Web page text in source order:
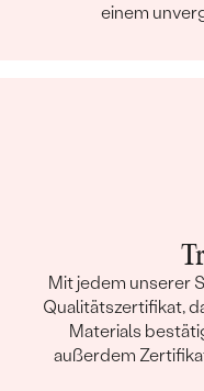
einem
Mit jedem unserer
Qualitätszertifikat,
Materials
außerdem